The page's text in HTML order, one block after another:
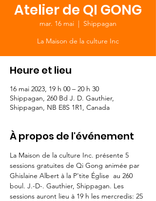
Atelier de QI GONG
mar. 16 mai
  |
Shippagan
La Maison de la culture Inc
Heure et lieu
16 mai 2023, 19 h 00 – 20 h 30
Shippagan, 260 Bd J. D. Gauthier,
Shippagan, NB E8S 1R1, Canada
À propos de l'événement
La Maison de la culture Inc. présente 5
sessions gratuites de Qi Gong animée par
Ghislaine Albert à la P'tite Église  au 260
boul. J.-D-. Gauthier, Shippagan. Les
sessions auront lieu à 19 h les mercredis: 25